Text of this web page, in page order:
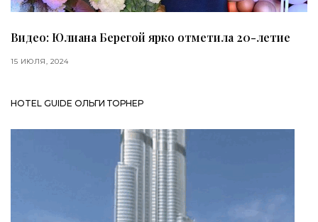
Видео: Юлиана Берегой ярко отметила 20-летие
15 ИЮЛЯ, 2024
HOTEL GUIDE ОЛЬГИ ТОРНЕР